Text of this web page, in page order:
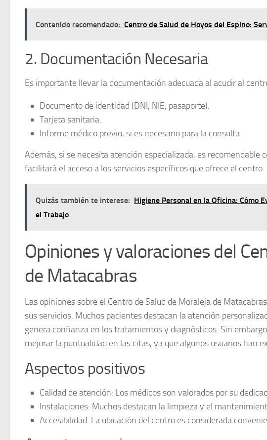
Contenido recomendado: Centro de Salud de Hoyos del Espino:
2. Documentación Necesaria
Es importante llevar la documentación adecuada al acudir al
Documento de identidad (DNI, NIE, pasaporte).
Tarjeta sanitaria.
Informe médico previo, si es necesario para la consulta.
Además, si se necesita atención especializada, es recomendable
facilitará el acceso a los servicios específicos que ofrece el centro.
Quizás también te interese: Higiene Personal en la Oficina: Cómo
el Trabajo
Opiniones y valoraciones del
de Matacabras
Las opiniones sobre el Centro de Salud de Moraleja de
sus servicios. Muchos pacientes destacan la atención
genera confianza en los tratamientos y diagnósticos. Sin
mejorar la puntualidad en las citas, ya que algunos usuarios han
Aspectos positivos
Calidad de atención: Los médicos son valorados por su
Instalaciones: Muchos destacan la limpieza y el
Accesibilidad: La ubicación del centro es considerada